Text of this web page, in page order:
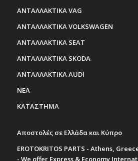
ΑΝΤΑΛΛΑΚΤΙΚΑ VAG
ΑΝΤΑΛΛΑΚΤΙΚΑ VOLKSWAGEN
ΑΝΤΑΛΛΑΚΤΙΚΑ SEAT
ΑΝΤΑΛΛΑΚΤΙΚΑ SKODA
ΑΝΤΑΛΛΑΚΤΙΚΑ AUDI
ΝΕΑ
ΚΑΤΑΣΤΗΜΑ
Αποστολές σε Ελλάδα και Κύπρο
EROTOKRITOS PARTS - Athens,
- We offer Express & Economy